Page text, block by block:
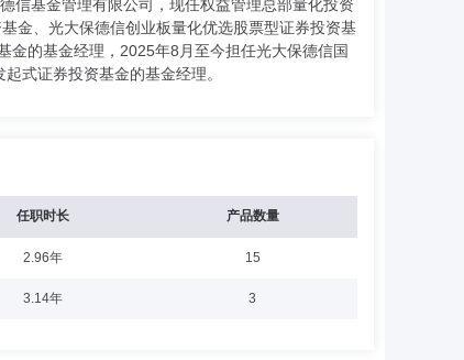
信基金管理有限公司，现任权益管理总部量化投资
金、光大保德信创业板量化优选股票型证券投资基
金的基金经理，2025年8月至今担任光大保德信国
式证券投资基金的基金经理。
任职时长 产品数量
2.96年 15
3.14年 3